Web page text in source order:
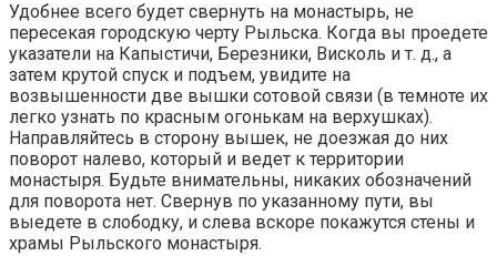
Удобнее всего будет свернуть на монастырь, не
пересекая городскую черту Рыльска. Когда вы проедете
указатели на Капыстичи, Березники, Висколь и т. д., а
затем крутой спуск и подъем, увидите на
возвышенности две вышки сотовой связи (в темноте их
легко узнать по красным огонькам на верхушках).
Направляйтесь в сторону вышек, не доезжая до них
поворот налево, который и ведет к территории
монастыря. Будьте внимательны, никаких обозначений
для поворота нет. Свернув по указанному пути, вы
выедете в слободку, и слева вскоре покажутся стены и
храмы Рыльского монастыря.